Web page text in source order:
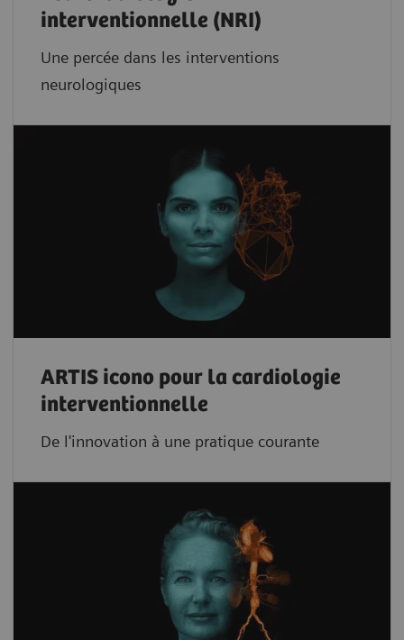
interventionnelle (NRI)
Une percée dans les interventions
neurologiques
ARTIS icono pour la cardiologie
interventionnelle
De l'innovation à une pratique courante